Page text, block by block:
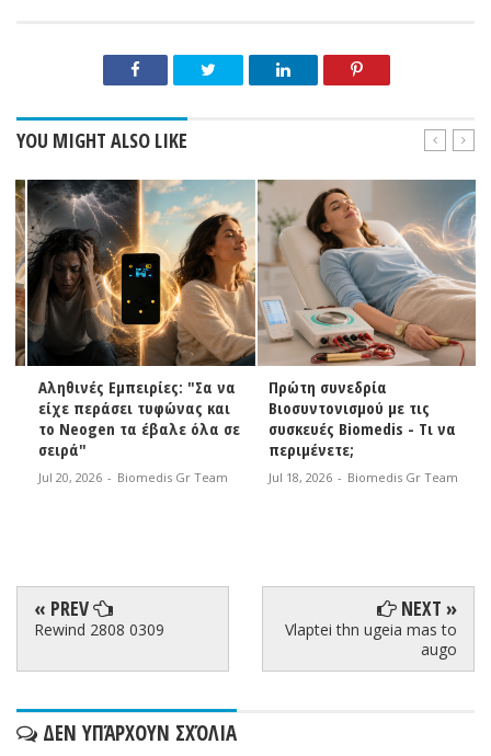
YOU MIGHT ALSO LIKE
Αληθινές Εμπειρίες: "Σα να
είχε περάσει τυφώνας και
το Neogen τα έβαλε όλα σε
σειρά"
Jul 20, 2026 - Biomedis Gr Team
Πρώτη συνεδρία
Βιοσυντονισμού με τις
συσκευές Biomedis - Τι να
περιμένετε;
Jul 18, 2026 - Biomedis Gr Team
« PREV
Rewind 2808 0309
NEXT »
Vlaptei thn ugeia mas to
augo
ΔΕΝ ΥΠΆΡΧΟΥΝ ΣΧΌΛΙΑ